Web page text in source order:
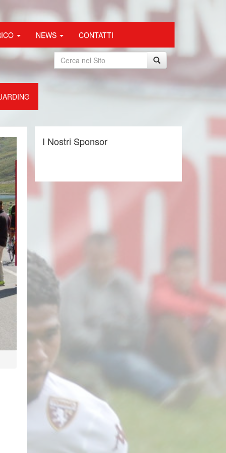
NEWS CONTATTI
I Nostri Sponsor